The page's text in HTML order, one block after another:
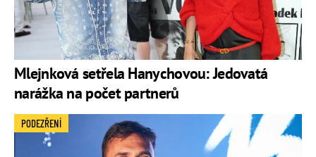
Mlejnková setřela Hanychovou: Jedovatá
narážka na počet partnerů
PODEZŘENÍ